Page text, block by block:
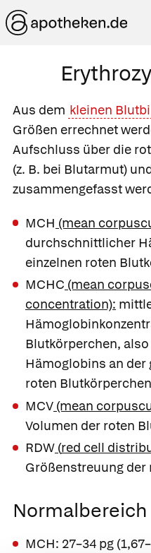
Aus dem kleinen
Größen errechnet
Aufschluss über die
(z. B. bei Blutarmut)
zusammengefasst
MCH (mean
durchschnittlicher
einzelnen roten
MCHC (mean
concentration):
Blutkörperchen,
Hämoglobins an der
roten Blutkörperchen
MCV (mean
Volumen der roten
RDW (red cell
Größenstreuung
Normalbereich
MCH: 27–34 pg